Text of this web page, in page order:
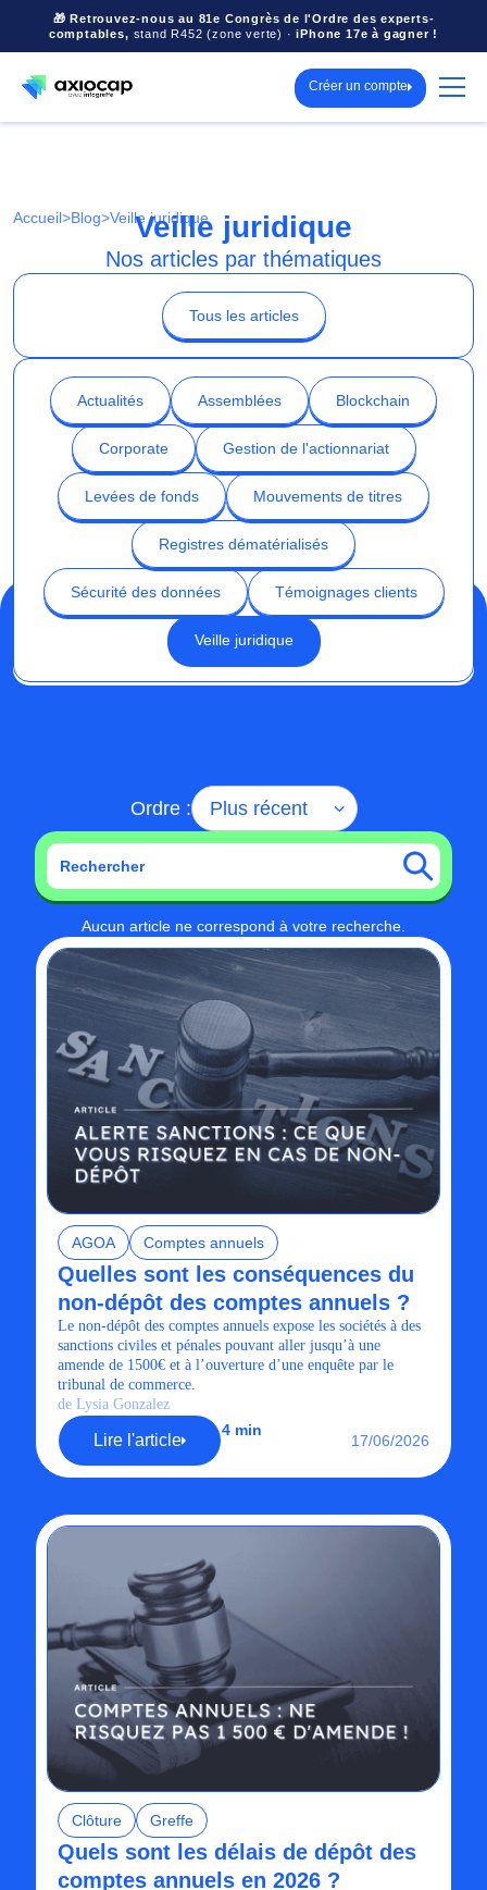
🎁 Retrouvez-nous au 81e Congrès de l'Ordre des experts-
comptables, stand R452 (zone verte) · iPhone 17e à gagner !
Créer un compte
Accueil >Blog>Veille juridique
Veille juridique
Nos articles par thématiques
Tous les articles
Actualités Assemblées Blockchain
Corporate Gestion de l'actionnariat
Levées de fonds Mouvements de titres
Registres dématérialisés
Sécurité des données Témoignages clients
Veille juridique
Ordre :
Aucun article ne correspond à votre recherche.
AGOA Comptes annuels
Quelles sont les conséquences du
non-dépôt des comptes annuels ?
Le non-dépôt des comptes annuels expose les sociétés à des
sanctions civiles et pénales pouvant aller jusqu’à une
amende de 1500€ et à l’ouverture d’une enquête par le
tribunal de commerce.
de Lysia Gonzalez
Lire l'article
4 min
17/06/2026
Clôture Greffe
Quels sont les délais de dépôt des
comptes annuels en 2026 ?